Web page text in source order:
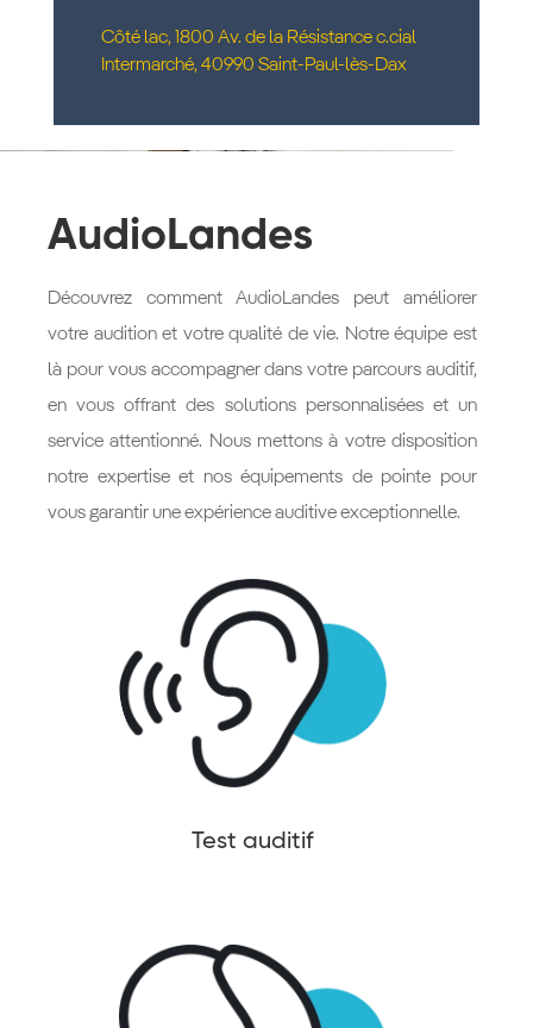
Côté lac, 1800 Av. de la Résistance c.cial
Intermarché, 40990 Saint-Paul-lès-Dax
AudioLandes
Découvrez comment AudioLandes peut améliorer
votre audition et votre qualité de vie. Notre équipe est
là pour vous accompagner dans votre parcours auditif,
en vous offrant des solutions personnalisées et un
service attentionné. Nous mettons à votre disposition
notre expertise et nos équipements de pointe pour
vous garantir une expérience auditive exceptionnelle.
Test auditif